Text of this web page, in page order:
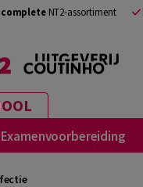
completeNT2-assortiment
Examenvoorbereiding